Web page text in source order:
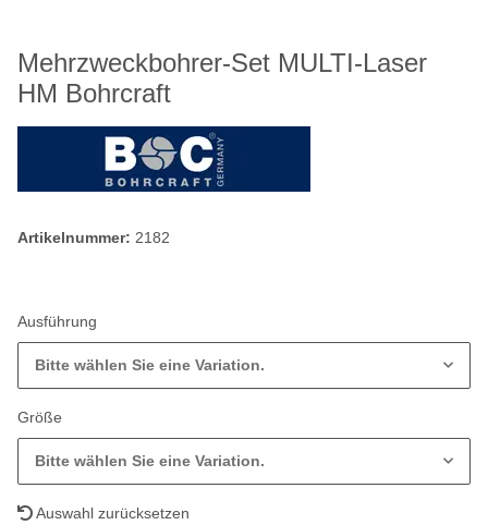
Mehrzweckbohrer-Set MULTI-Laser
HM Bohrcraft
Artikelnummer: 2182
Ausführung
Bitte wählen Sie eine Variation.
Größe
Bitte wählen Sie eine Variation.
Auswahl zurücksetzen